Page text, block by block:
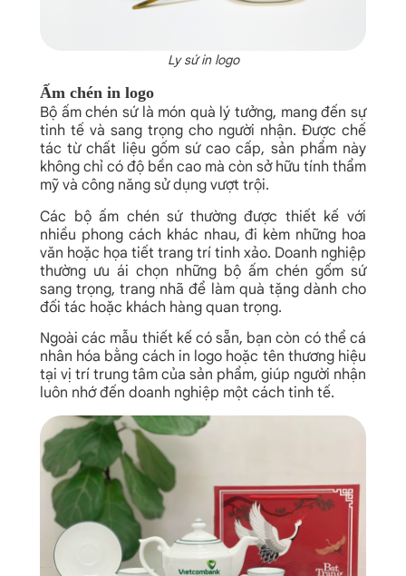
Ly sứ in logo
Ấm chén in logo
Bộ ấm chén sứ là món quà lý tưởng, mang đến sự
tinh tế và sang trọng cho người nhận. Được chế
tác từ chất liệu gốm sứ cao cấp, sản phẩm này
không chỉ có độ bền cao mà còn sở hữu tính thẩm
mỹ và công năng sử dụng vượt trội.
Các bộ ấm chén sứ thường được thiết kế với
nhiều phong cách khác nhau, đi kèm những hoa
văn hoặc họa tiết trang trí tinh xảo. Doanh nghiệp
thường ưu ái chọn những bộ ấm chén gốm sứ
sang trọng, trang nhã để làm quà tặng dành cho
đối tác hoặc khách hàng quan trọng.
Ngoài các mẫu thiết kế có sẵn, bạn còn có thể cá
nhân hóa bằng cách in logo hoặc tên thương hiệu
tại vị trí trung tâm của sản phẩm, giúp người nhận
luôn nhớ đến doanh nghiệp một cách tinh tế.